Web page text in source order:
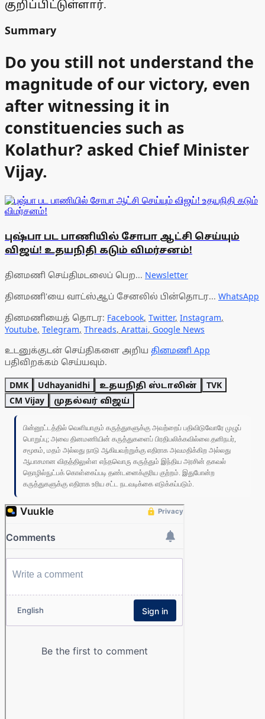
குறிப்பிட்டுள்ளார்.
Summary
Do you still not understand the
magnitude of our victory, even
after witnessing it in
constituencies such as
Kolathur? asked Chief Minister
Vijay.
புஷ்பா பட பாணியில் சோபா ஆட்சி செய்யும்
விஜய்! உதயநிதி கடும் விமர்சனம்!
தினமணி செய்திமடலைப் பெற... Newsletter
தினமணி'யை வாட்ஸ்ஆப் சேனலில் பின்தொடர... WhatsApp
தினமணியைத் தொடர: Facebook, Twitter, Instagram,
Youtube, Telegram, Threads, Arattai, Google News
உடனுக்குடன் செய்திகளை அறிய தினமணி App
பதிவிறக்கம் செய்யவும்.
DMK Udhayanidhi உதயநிதி ஸ்டாலின்
TVK
CM Vijay
முதல்வர் விஜய்
பின்னூட்டத்தில் வெளியாகும் கருத்துகளுக்கு அவற்றைப் பதிவிடுவோரே முழுப்
பொறுப்பு; அவை தினமணியின் கருத்துகளைப் பிரதிபலிக்கவில்லை.தனிநபர்,
சமூகம், மதம் அல்லது நாடு ஆகியவற்றுக்கு எதிராக அவமதிக்கிற அல்லது
ஆபாசமான விதத்திலுள்ள எந்தவொரு கருத்தும் இந்திய அரசின் தகவல்
தொழில்நுட்பக் கொள்கைப்படி தண்டனைக்குரிய குற்றம். இதுபோன்ற
கருத்துகளுக்கு எதிராக உரிய சட்ட நடவடிக்கை எடுக்கப்படும்.